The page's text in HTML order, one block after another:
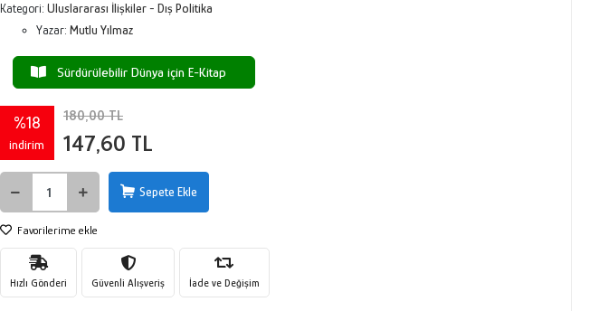
Kategori: Uluslararası İlişkiler - Dış Politika
Yazar: Mutlu Yılmaz
Sürdürülebilir Dünya için E-Kitap
%18
indirim
180,00 TL
147,60 TL
Sepete Ekle
Favorilerime ekle
Hızlı Gönderi Güvenli Alışveriş İade ve Değişim